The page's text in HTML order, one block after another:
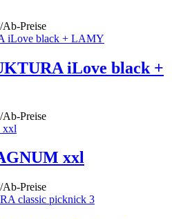
Ab-Preise
iLove black +
Ab-Preise
xxl
Ab-Preise